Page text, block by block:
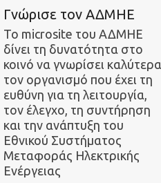
Γνώρισε τον ΑΔΜΗΕ
Το microsite του ΑΔΜΗΕ
δίνει τη δυνατότητα στο
κοινό να γνωρίσει καλύτερα
τον οργανισμό που έχει τη
ευθύνη για τη λειτουργία,
τον έλεγχο, τη συντήρηση
και την ανάπτυξη του
Εθνικού Συστήματος
Μεταφοράς Ηλεκτρικής
Ενέργειας